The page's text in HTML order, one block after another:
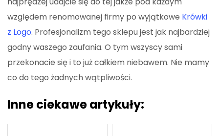
względem renomowanej firmy po wyjątkowe Krówki
z Logo. Profesjonalizm tego sklepu jest jak najbardziej
godny waszego zaufania. O tym wszyscy sami
przekonacie się i to już całkiem niebawem. Nie mamy
co do tego żadnych wątpliwości.
Inne ciekawe artykuły: